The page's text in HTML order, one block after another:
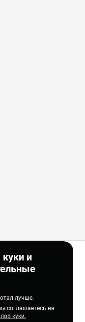
и
лучше.
соглашаетесь на
куки.